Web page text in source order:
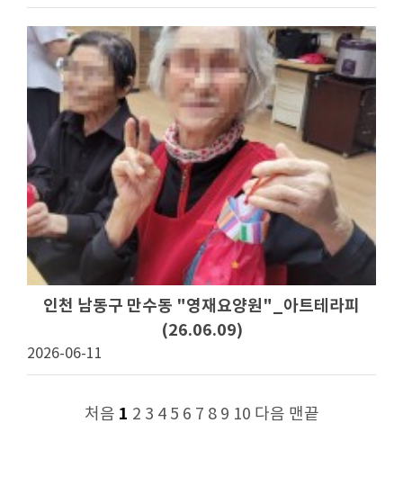
인천 남동구 만수동 "영재요양원"_아트테라피
(26.06.09)
2026-06-11
처음 1 2 3 4 5 6 7 8 9 10 다음 맨끝